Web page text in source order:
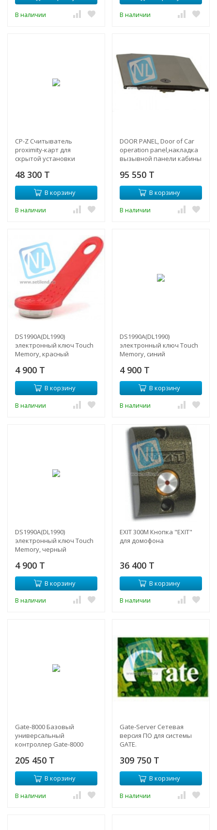
В наличии В наличии
CP-Z Cчитыватель
proximity-карт для
скрытой установки
48 300 T
В корзину
В наличии
DOOR PANEL, Door of Car
operation panel,накладка
вызывной панели кабины
95 550 T
В корзину
В наличии
DS1990A(DL1990)
электронный ключ Touch
Memory, красный
4 900 T
В корзину
В наличии
DS1990A(DL1990)
электронный ключ Touch
Memory, синий
4 900 T
В корзину
В наличии
DS1990A(DL1990)
электронный ключ Touch
Memory, черный
4 900 T
В корзину
В наличии
EXIT 300М Кнопка "EXIT"
для домофона
36 400 T
В корзину
В наличии
Gate-8000 Базовый
универсальный
контроллер Gate-8000
205 450 T
В корзину
В наличии
Gate-Server Сетевая
версия ПО для системы
GATE.
309 750 T
В корзину
В наличии